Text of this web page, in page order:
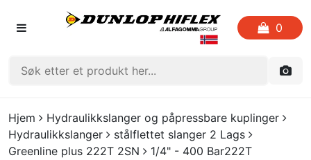
0
FORSIDEN
LISTE OVER FAVORITTER
Hjem
Hydraulikkslanger og påpressbare kuplinger
Hydraulikkslanger
stålflettet slanger 2 Lags
Greenline plus 222T 2SN
1/4" - 400 Bar222T